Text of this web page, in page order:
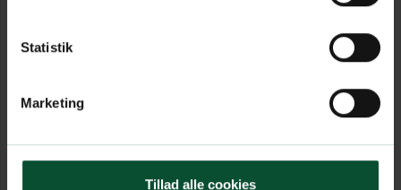
Statistik
Marketing
Tillad alle cookies